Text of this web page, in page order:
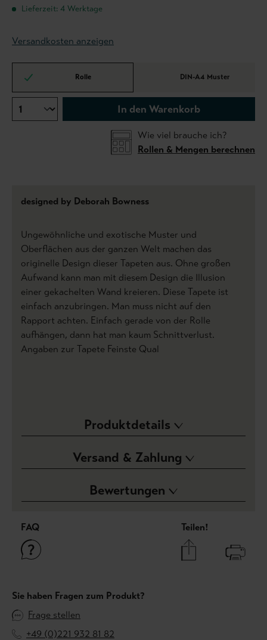
Lieferzeit: 4 Werktage
Versandkosten anzeigen
Rolle DIN-A4 Muster
In den Warenkorb
Wie viel brauche ich?
Rollen & Mengen berechnen
designed by Deborah Bowness
Ungewöhnliche und exotische Muster und
Oberflächen aus der ganzen Welt machen das
originelle Design dieser Tapeten aus. Ohne großen
Aufwand kann man mit diesem Design die Illusion
einer gekachelten Wand kreieren. Diese Tapete ist
einfach anzubringen. Man muss nicht auf den
Rapport achten. Einfach gerade von der Rolle
aufhängen, dann hat man kaum Schnittverlust.
Angaben zur Tapete Feinste Qual
Produktdetails
Versand & Zahlung
Bewertungen
FAQ Teilen!
Sie haben Fragen zum Produkt?
Frage stellen
+49 (0)221 932 81 82